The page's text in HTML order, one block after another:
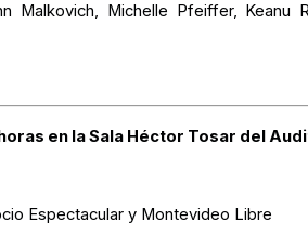
Malkovich, Michelle Pfeiffer, Keanu
en la Sala Héctor Tosar del
Espectacular y Montevideo Libre